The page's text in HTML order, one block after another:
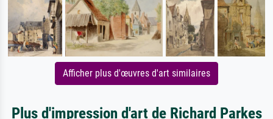
Afficher plus d'œuvres d'art similaires
Plus d'impression d'art de Richard Parkes